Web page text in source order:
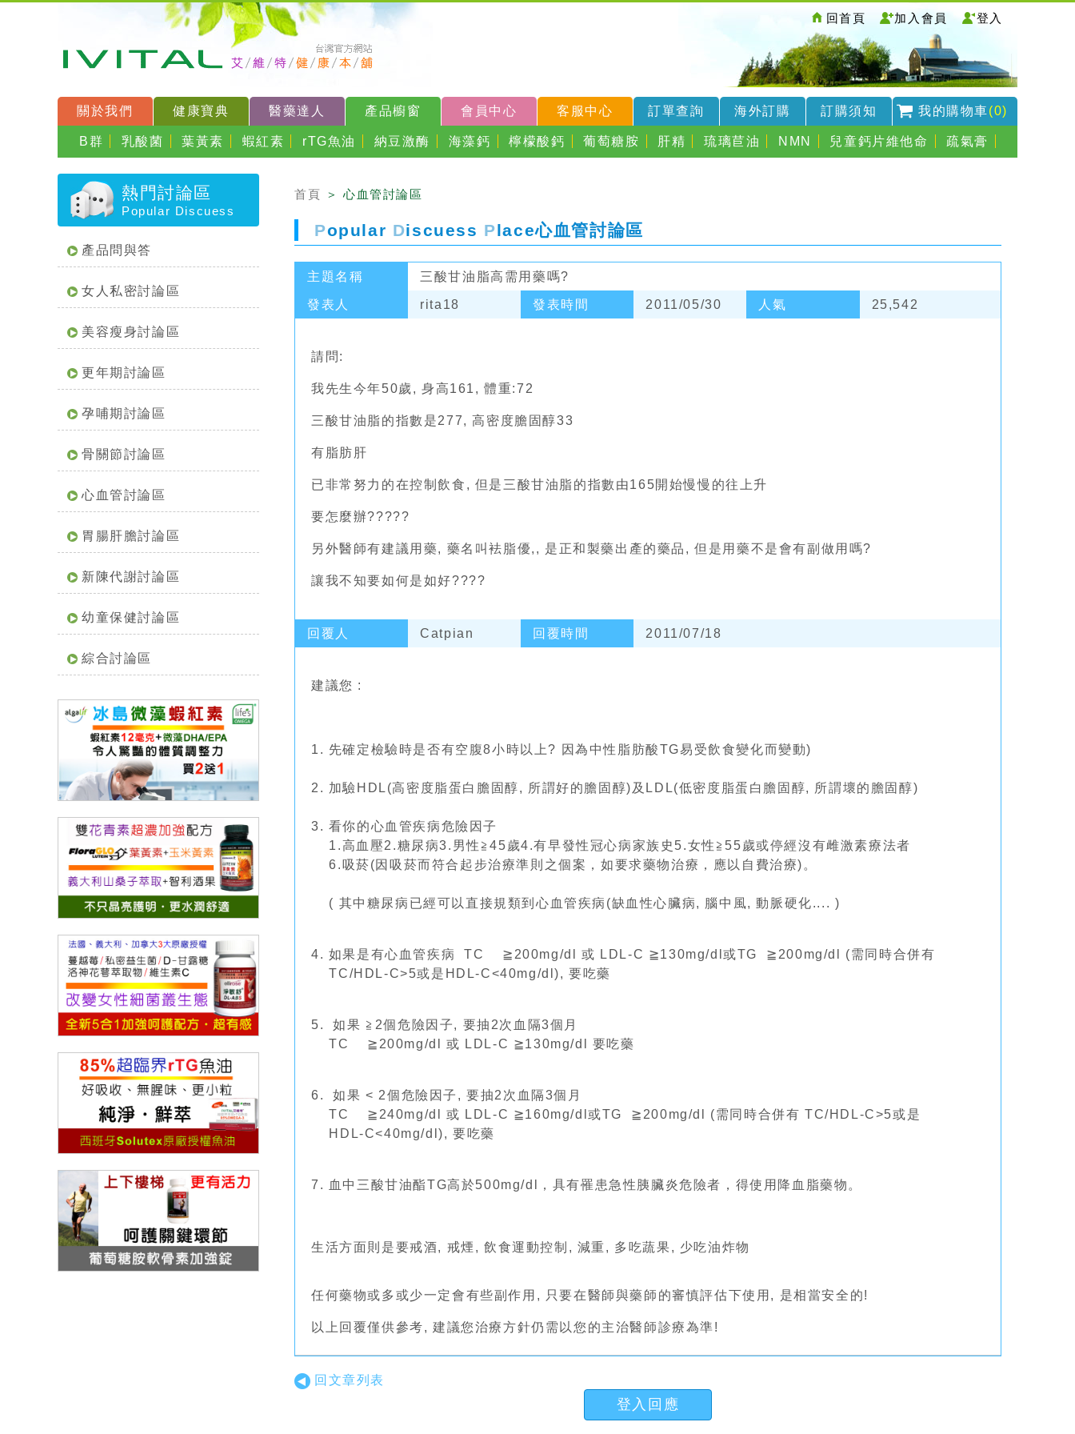
回首頁 加入會員 登入
關於我們 健康寶典 醫藥達人 產品櫥窗 會員中心 客服中心 訂單查詢 海外訂購 訂購須知 我的購物車(0)
B群 乳酸菌 葉黃素 蝦紅素 rTG魚油 納豆激酶 海藻鈣 檸檬酸鈣 葡萄糖胺 肝精 琉璃苣油 NMN 兒童鈣片維他命 疏氣膏
熱門討論區
Popular Discuess
產品問與答
女人私密討論區
美容瘦身討論區
更年期討論區
孕哺期討論區
骨關節討論區
心血管討論區
胃腸肝膽討論區
新陳代謝討論區
幼童保健討論區
綜合討論區
首頁 ＞ 心血管討論區
Popular Discuess Place心血管討論區
主題名稱 三酸甘油脂高需用藥嗎?
發表人 rita18 發表時間 2011/05/30 人氣 25,542
請問:
我先生今年50歲, 身高161, 體重:72
三酸甘油脂的指數是277, 高密度膽固醇33
有脂肪肝
已非常努力的在控制飲食, 但是三酸甘油脂的指數由165開始慢慢的往上升
要怎麼辦?????
另外醫師有建議用藥, 藥名叫袪脂優,, 是正和製藥出產的藥品, 但是用藥不是會有副做用嗎?
讓我不知要如何是如好????
回覆人 Catpian 回覆時間 2011/07/18
建議您 :
1. 先確定檢驗時是否有空腹8小時以上? 因為中性脂肪酸TG易受飲食變化而變動)
2. 加驗HDL(高密度脂蛋白膽固醇, 所謂好的膽固醇)及LDL(低密度脂蛋白膽固醇, 所謂壞的膽固醇)
3. 看你的心血管疾病危險因子
1.高血壓2.糖尿病3.男性≧45歲4.有早發性冠心病家族史5.女性≧55歲或停經沒有雌激素療法者
6.吸菸(因吸菸而符合起步治療準則之個案，如要求藥物治療，應以自費治療)。
( 其中糖尿病已經可以直接規類到心血管疾病(缺血性心臟病, 腦中風, 動脈硬化.... )
4. 如果是有心血管疾病 TC ≧200mg/dl 或 LDL-C ≧130mg/dl或TG ≧200mg/dl (需同時合併有
TC/HDL-C>5或是HDL-C<40mg/dl), 要吃藥
5. 如果 ≧2個危險因子, 要抽2次血隔3個月
TC ≧200mg/dl 或 LDL-C ≧130mg/dl 要吃藥
6. 如果 < 2個危險因子, 要抽2次血隔3個月
TC ≧240mg/dl 或 LDL-C ≧160mg/dl或TG ≧200mg/dl (需同時合併有 TC/HDL-C>5或是
HDL-C<40mg/dl), 要吃藥
7. 血中三酸甘油酯TG高於500mg/dl，具有罹患急性胰臟炎危險者，得使用降血脂藥物。
生活方面則是要戒酒, 戒煙, 飲食運動控制, 減重, 多吃蔬果, 少吃油炸物
任何藥物或多或少一定會有些副作用, 只要在醫師與藥師的審慎評估下使用, 是相當安全的!
以上回覆僅供參考, 建議您治療方針仍需以您的主治醫師診療為準!
回文章列表
登入回應